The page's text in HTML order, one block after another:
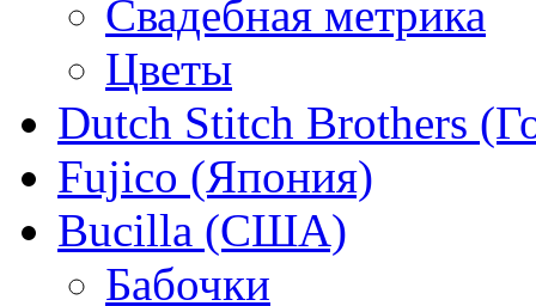
Свадебная метрика
Цветы
Dutch Stitch Brothers
Fujico (Япония)
Bucilla (США)
Бабочки